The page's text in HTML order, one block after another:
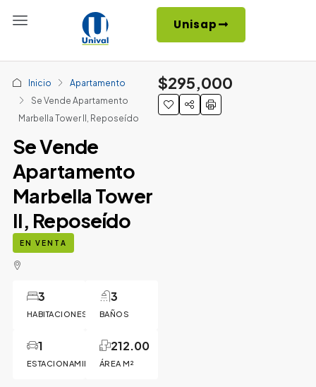
Unisap
Inicio
Apartamento
Se Vende Apartamento
Marbella Tower II, Reposeído
Se Vende
Apartamento
Marbella Tower
II, Reposeído
EN VENTA
HABITACIONES
3
BAÑOS
3
ESTACIONAMIENTO
1
ÁREA M²
212.00
$295,000